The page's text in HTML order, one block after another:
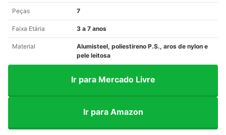
Peças 7
Faixa Etária 3 a 7 anos
Material
Alumisteel, poliestireno P.S., aros de nylon e
pele leitosa
Ir para Mercado Livre
Ir para Amazon